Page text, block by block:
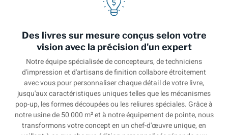
Des livres sur mesure conçus selon votre
vision avec la précision d'un expert
Notre équipe spécialisée de concepteurs, de techniciens
d'impression et d'artisans de finition collabore étroitement
avec vous pour personnaliser chaque détail de votre livre,
jusqu'aux caractéristiques uniques telles que les mécanismes
pop-up, les formes découpées ou les reliures spéciales. Grâce à
notre usine de 50 000 m² et à notre équipement de pointe, nous
transformons votre concept en un chef-d'œuvre unique, en